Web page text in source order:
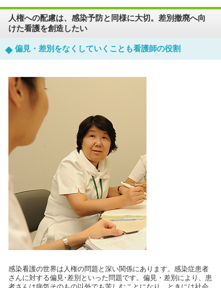
人権への配慮は、感染予防と同様に大切。差別撤廃へ向
けた看護を創造したい
偏見・差別をなくしていくことも看護師の役割
感染看護の世界は人権の問題と深い関係にあります。感染症患者
さんに対する偏見･差別といった問題です。偏見・差別により、患